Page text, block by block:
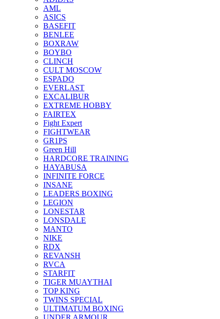
AML
ASICS
BASEFIT
BENLEE
BOXRAW
BOYBO
CLINCH
CULT MOSCOW
ESPADO
EVERLAST
EXCALIBUR
EXTREME HOBBY
FAIRTEX
Fight Expert
FIGHTWEAR
GR1PS
Green Hill
HARDCORE TRAINING
HAYABUSA
INFINITE FORCE
INSANE
LEADERS BOXING
LEGION
LONESTAR
LONSDALE
MANTO
NIKE
RDX
REVANSH
RVCA
STARFIT
TIGER MUAYTHAI
TOP KING
TWINS SPECIAL
ULTIMATUM BOXING
UNDER ARMOUR